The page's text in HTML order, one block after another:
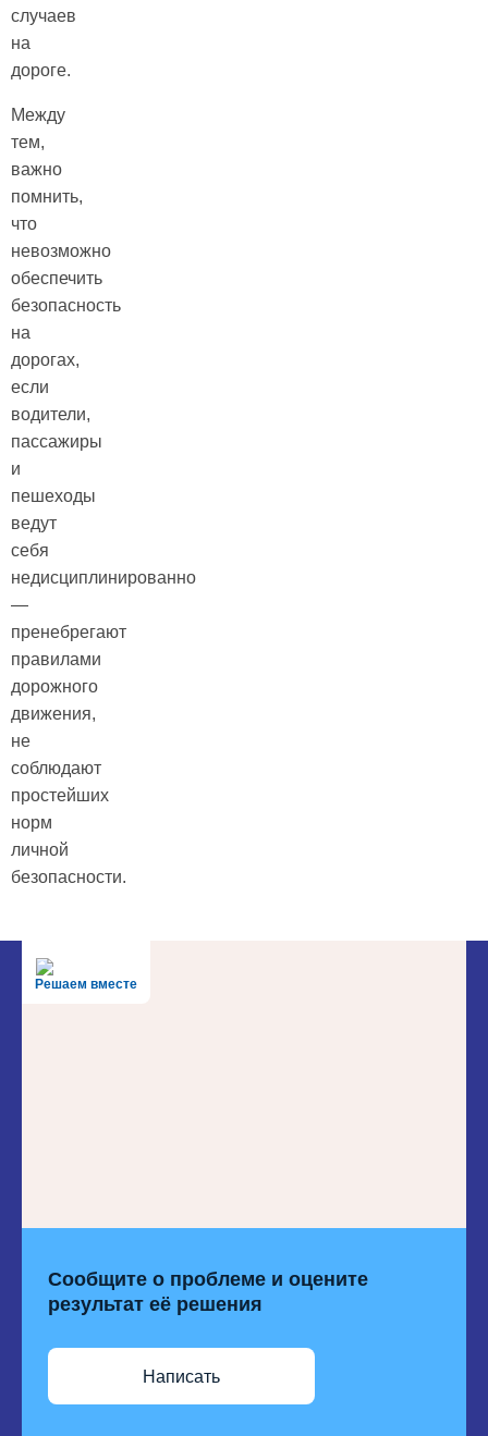
случаев
на
дороге.
Между
тем,
важно
помнить,
что
невозможно
обеспечить
безопасность
на
дорогах,
если
водители,
пассажиры
и
пешеходы
ведут
себя
недисциплинированно
—
пренебрегают
правилами
дорожного
движения,
не
соблюдают
простейших
норм
личной
безопасности.
Решаем вместе
Сообщите о проблеме и оцените
результат её решения
Написать